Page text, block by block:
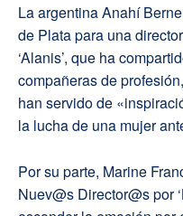
La argentina Anahí
de Plata para una
‘Alanis’, que ha
compañeras de
han servido de
la lucha de una mujer
Por su parte, Marine
Nuev@s Director@s por